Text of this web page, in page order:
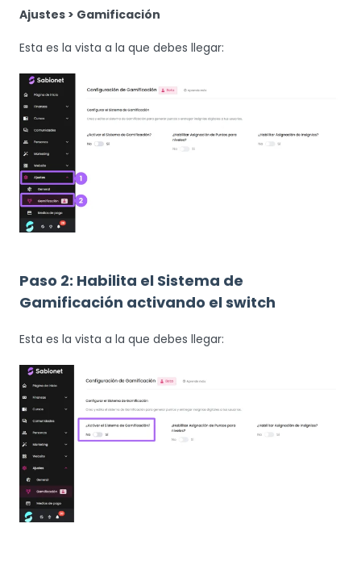
Ajustes > Gamificación
Esta es la vista a la que debes llegar:
Paso 2: Habilita el Sistema de
Gamificación activando el switch
Esta es la vista a la que debes llegar: